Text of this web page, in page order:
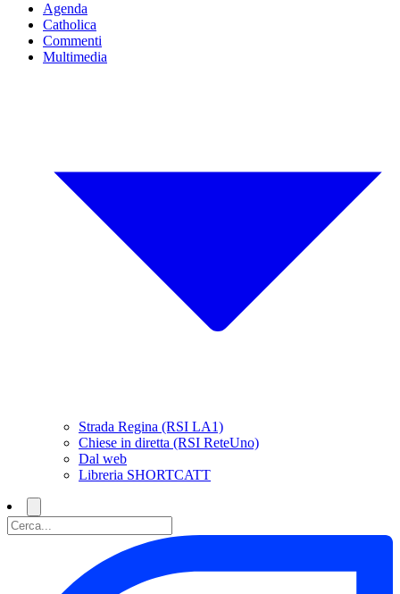
Agenda
Catholica
Commenti
Multimedia
Strada Regina (RSI LA1)
Chiese in diretta (RSI ReteUno)
Dal web
Libreria SHORTCATT